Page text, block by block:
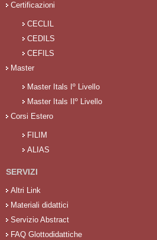
Certificazioni
CECLIL
CEDILS
CEFILS
Master
Master Itals Iº Livello
Master Itals IIº Livello
Corsi Estero
FILIM
ALIAS
SERVIZI
Altri Link
Materiali didattici
Servizio Abstract
FAQ Glottodidattiche